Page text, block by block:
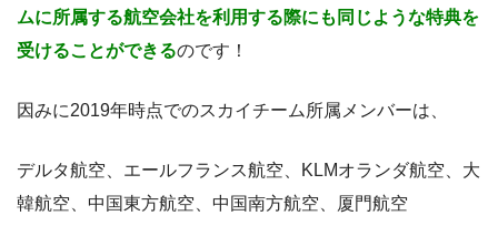
ムに所属する航空会社を利用する際にも同じような特典を
受けることができるのです！
因みに2019年時点でのスカイチーム所属メンバーは、
デルタ航空、エールフランス航空、KLMオランダ航空、大
韓航空、中国東方航空、中国南方航空、厦門航空